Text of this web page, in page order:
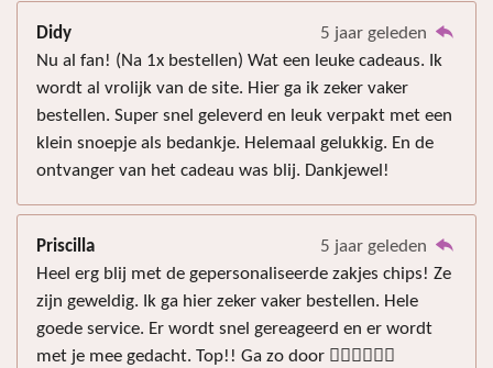
Didy
5 jaar geleden
Nu al fan! (Na 1x bestellen) Wat een leuke cadeaus. Ik
wordt al vrolijk van de site. Hier ga ik zeker vaker
bestellen. Super snel geleverd en leuk verpakt met een
klein snoepje als bedankje. Helemaal gelukkig. En de
ontvanger van het cadeau was blij. Dankjewel!
Priscilla
5 jaar geleden
Heel erg blij met de gepersonaliseerde zakjes chips! Ze
zijn geweldig. Ik ga hier zeker vaker bestellen. Hele
goede service. Er wordt snel gereageerd en er wordt
met je mee gedacht. Top!! Ga zo door 👍🏻👍🏻👍🏻